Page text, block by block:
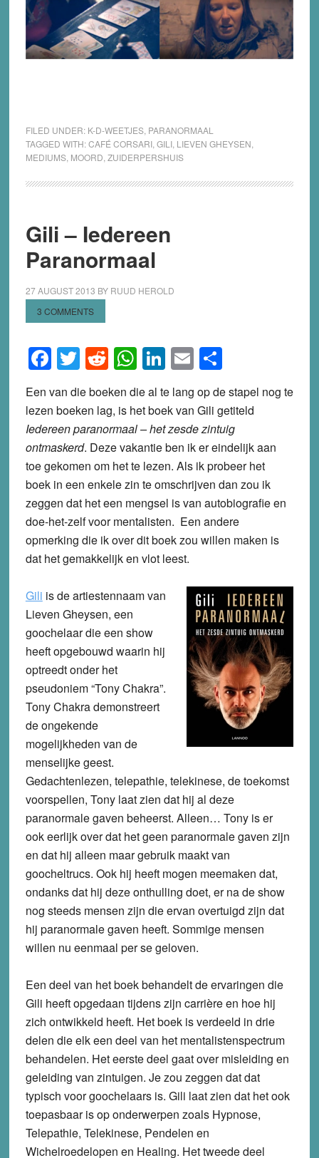
FILED UNDER: K-D-WEETJES, PARANORMAAL
TAGGED WITH:CAFÉ CORSARI, GILI, LIEVEN GHEYSEN
MEDIUMS, MOORD ZUIDERPERSHUIS
Gili – Iedereen
Paranormaal
27 AUGUST 2013 BY RUUD HEROLD
3 COMMENTS
Facebook
Twitter
Reddit
WhatsApp
LinkedIn
EmailShare
Een van die boeken die al te lang op de stapel nog te
lezen boeken lag, is het boek van Gili getiteld
Iedereen paranormaal – het zesde zintuig
ontmaskerd. Deze vakantie ben ik er eindelijk aan
toe gekomen om het te lezen. Als ik probeer het
boek in een enkele zin te omschrijven dan zou ik
zeggen dat het een mengsel is van autobiografie en
doe-het-zelf voor mentalisten. Een andere
opmerking die ik over dit boek zou willen maken is
dat het gemakkelijk en vlot leest.
Gili is de artiestennaam van
Lieven Gheysen, een
goochelaar die een show
heeft opgebouwd waarin hij
optreedt onder het
pseudoniem “Tony Chakra”.
Tony Chakra demonstreert
de ongekende
mogelijkheden van de
menselijke geest.
Gedachtenlezen, telepathie, telekinese, de toekomst
voorspellen, Tony laat zien dat hij al deze
paranormale gaven beheerst. Alleen… Tony is er
ook eerlijk over dat het geen paranormale gaven zijn
en dat hij alleen maar gebruik maakt van
goocheltrucs. Ook hij heeft mogen meemaken dat,
ondanks dat hij deze onthulling doet, er na de show
nog steeds mensen zijn die ervan overtuigd zijn dat
hij paranormale gaven heeft. Sommige mensen
willen nu eenmaal per se geloven.
Een deel van het boek behandelt de ervaringen die
Gili heeft opgedaan tijdens zijn carrière en hoe hij
zich ontwikkeld heeft. Het boek is verdeeld in drie
delen die elk een deel van het mentalistenspectrum
behandelen. Het eerste deel gaat over misleiding en
geleiding van zintuigen. Je zou zeggen dat dat
typisch voor goochelaars is. Gili laat zien dat het ook
toepasbaar is op onderwerpen zoals Hypnose,
Telepathie, Telekinese, Pendelen en
Wichelroedelopen en Healing. Het tweede deel